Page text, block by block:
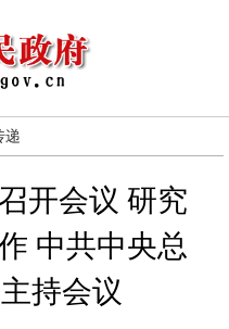
递
开会议 研究
中共中央总
持会议